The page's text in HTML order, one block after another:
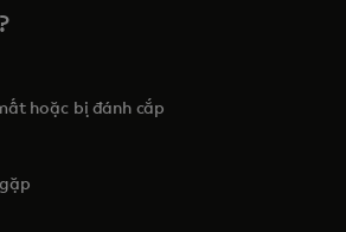
hoặc bị đánh cắp